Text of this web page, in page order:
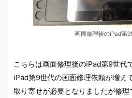
画面修理後のiPad第9
こちらは画面修理後のiPad第9世代
iPad第9世代の画面修理依頼が増え
取り寄せが必要となりましたが修